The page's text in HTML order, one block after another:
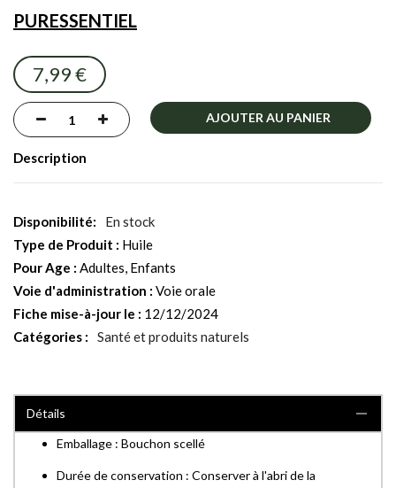
of
the
images
gallery
PURESSENTIEL
7,99 €
AJOUTER AU PANIER
Description
En stock
Type de Produit : Huile
Pour Age : Adultes, Enfants
Voie d'administration : Voie orale
Fiche mise-à-jour le : 12/12/2024
Catégories :
Santé et produits naturels
Détails
Emballage : Bouchon scellé
Durée de conservation : Conserver à l'abri de la